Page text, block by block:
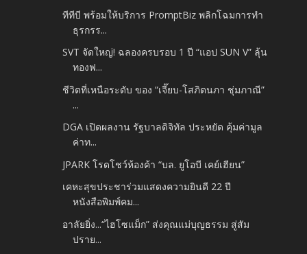
ทีทีบี พร้อมให้บริการ PromptBiz พลิกโฉมการทำ
ธุรกรร...
SVT จัดใหญ่! ฉลองครบรอบ 1 ปี “แอป SUN V” ลุ้น
ทองฟ...
ชีวิตที่เหนือระดับ ของ “เจี๊ยบ-โสภิตนภา ชุ่มภาณี”
...
DGA เปิดผลงาน รัฐบาลดิจิทัล ประหยัด คุ้มค่ามูล
ค่าท...
JPARK โรดโชว์ห้องค้า “บล. ยูโอบี เคย์เฮียน”
เคหะสุขประชาร่วมแสดงความยินดี 22 ปี
หนังสือพิมพ์คม...
อาลัยยิ่ง...“ไฮโซแม็ก” ส่งคุณแม่บุญธรรม สู่สัม
ปราย...